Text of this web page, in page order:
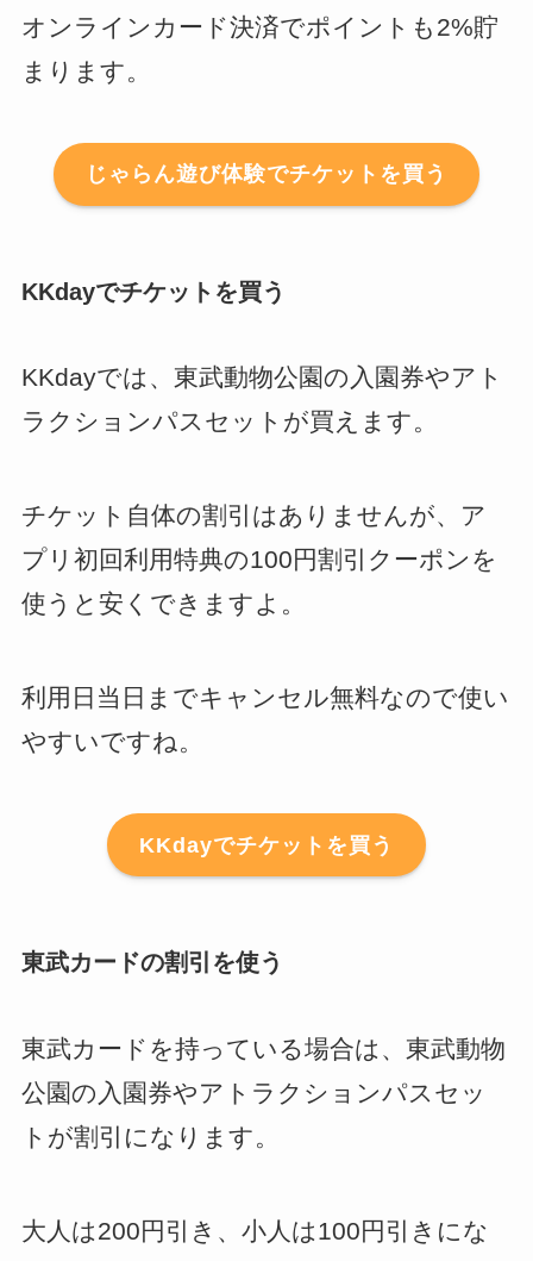
オンラインカード決済でポイントも2%貯
まります。
じゃらん遊び体験でチケットを買う
KKdayでチケットを買う
KKdayでは、東武動物公園の入園券やアト
ラクションパスセットが買えます。
チケット自体の割引はありませんが、ア
プリ初回利用特典の100円割引クーポンを
使うと安くできますよ。
利用日当日までキャンセル無料なので使い
やすいですね。
KKdayでチケットを買う
東武カードの割引を使う
東武カードを持っている場合は、東武動物
公園の入園券やアトラクションパスセッ
トが割引になります。
大人は200円引き、小人は100円引きにな